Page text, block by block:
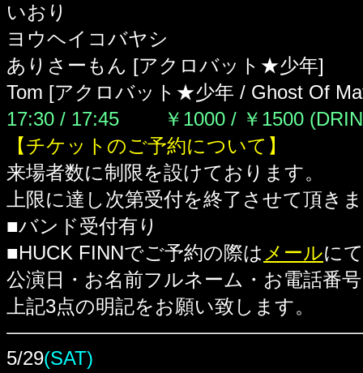
いおり
ヨウヘイコバヤシ
ありさーもん [アクロバット★少年]
Tom [アクロバット★少年 / Ghost Of
17:30 / 17:45 ￥1000 / ￥1500
【チケットのご予約について】
来場者数に制限を設けております。
上限に達し次第受付を終了させて頂き
■バンド受付有り
■HUCK FINNでご予約の際は メールに
公演日・お名前フルネーム・お電話番号
上記3点の明記をお願い致します。
5/29(SAT)